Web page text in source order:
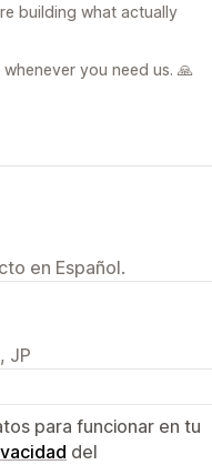
building what actually
you need us. 🙏
en Español.
JP
para funcionar en tu
del